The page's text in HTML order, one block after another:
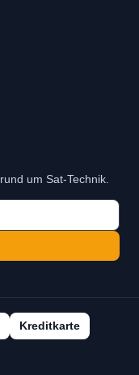
um Sat-Technik.
Kreditkarte